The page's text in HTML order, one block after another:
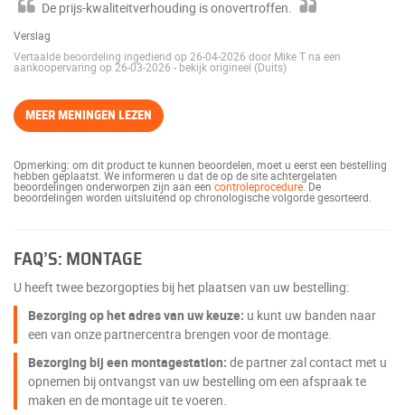
De prijs-kwaliteitverhouding is onovertroffen.
Verslag
Vertaalde beoordeling ingediend op 26-04-2026 door Mike T na een
aankoopervaring op 26-03-2026 - bekijk origineel (Duits)
MEER MENINGEN LEZEN
Opmerking: om dit product te kunnen beoordelen, moet u eerst een bestelling
hebben geplaatst. We informeren u dat de op de site achtergelaten
beoordelingen onderworpen zijn aan een controleprocedure. De
beoordelingen worden uitsluitend op chronologische volgorde gesorteerd.
FAQ’S: MONTAGE
U heeft twee bezorgopties bij het plaatsen van uw bestelling:
Bezorging op het adres van uw keuze: u kunt uw banden naar
een van onze partnercentra brengen voor de montage.
Bezorging bij een montagestation: de partner zal contact met u
opnemen bij ontvangst van uw bestelling om een afspraak te
maken en de montage uit te voeren.